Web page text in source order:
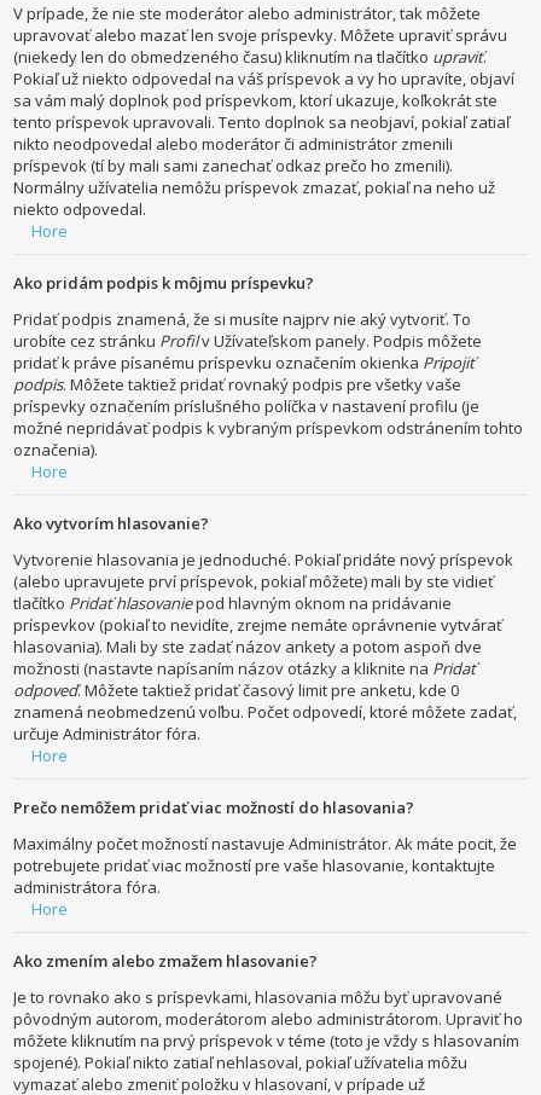
V prípade, že nie ste moderátor alebo administrátor, tak môžete
upravovať alebo mazať len svoje príspevky. Môžete upraviť správu
(niekedy len do obmedzeného času) kliknutím na tlačítko upraviť.
Pokiaľ už niekto odpovedal na váš príspevok a vy ho upravíte, objaví
sa vám malý doplnok pod príspevkom, ktorí ukazuje, koľkokrát ste
tento príspevok upravovali. Tento doplnok sa neobjaví, pokiaľ zatiaľ
nikto neodpovedal alebo moderátor či administrátor zmenili
príspevok (tí by mali sami zanechať odkaz prečo ho zmenili).
Normálny užívatelia nemôžu príspevok zmazať, pokiaľ na neho už
niekto odpovedal.
Hore
Ako pridám podpis k môjmu príspevku?
Pridať podpis znamená, že si musíte najprv nie aký vytvoriť. To
urobíte cez stránku Profilv Užívateľskom panely. Podpis môžete
pridať k práve písanému príspevku označením okienka Pripojiť
podpis. Môžete taktiež pridať rovnaký podpis pre všetky vaše
príspevky označením príslušného políčka v nastavení profilu (je
možné nepridávať podpis k vybraným príspevkom odstránením tohto
označenia).
Hore
Ako vytvorím hlasovanie?
Vytvorenie hlasovania je jednoduché. Pokiaľ pridáte nový príspevok
(alebo upravujete prví príspevok, pokiaľ môžete) mali by ste vidieť
tlačítko Pridať hlasovaniepod hlavným oknom na pridávanie
príspevkov (pokiaľ to nevidíte, zrejme nemáte oprávnenie vytvárať
hlasovania). Mali by ste zadať názov ankety a potom aspoň dve
možnosti (nastavte napísaním názov otázky a kliknite na Pridať
odpoveď. Môžete taktiež pridať časový limit pre anketu, kde 0
znamená neobmedzenú voľbu. Počet odpovedí, ktoré môžete zadať,
určuje Administrátor fóra.
Hore
Prečo nemôžem pridať viac možností do hlasovania?
Maximálny počet možností nastavuje Administrátor. Ak máte pocit, že
potrebujete pridať viac možností pre vaše hlasovanie, kontaktujte
administrátora fóra.
Hore
Ako zmením alebo zmažem hlasovanie?
Je to rovnako ako s príspevkami, hlasovania môžu byť upravované
pôvodným autorom, moderátorom alebo administrátorom. Upraviť ho
môžete kliknutím na prvý príspevok v téme (toto je vždy s hlasovaním
spojené). Pokiaľ nikto zatiaľ nehlasoval, pokiaľ užívatelia môžu
vymazať alebo zmeniť položku v hlasovaní, v prípade už